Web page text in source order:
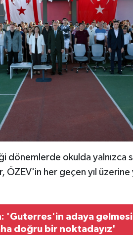
okulda yalnızca
ÖZEV'in her geçen yıl
'Guterres'in adaya
doğru bir noktadayız'